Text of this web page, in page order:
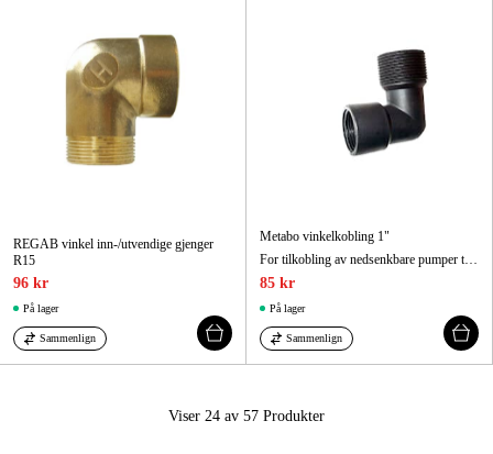
REGAB vinkel inn-/utvendige gjenger
R15
96 kr
På lager
Sammenlign
Metabo vinkelkobling 1"
85 kr
På lager
Sammenlign
Viser 24 av 57 Produkter